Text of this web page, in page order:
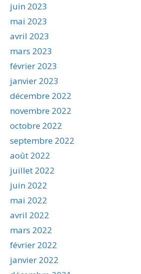
juin 2023
mai 2023
avril 2023
mars 2023
février 2023
janvier 2023
décembre 2022
novembre 2022
octobre 2022
septembre 2022
août 2022
juillet 2022
juin 2022
mai 2022
avril 2022
mars 2022
février 2022
janvier 2022